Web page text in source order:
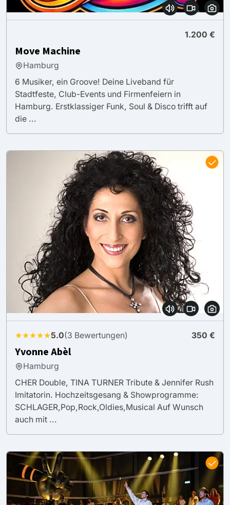
1.200 €
Move Machine
Hamburg
6 Musiker, ein Groove! Deine Liveband für
Stadtfeste, Club-Events und Firmenfeiern in
Hamburg. Erstklassiger Funk, Soul & Disco trifft auf
die ...
★★★★★5.0(3 Bewertungen) 350 €
Yvonne Abèl
Hamburg
CHER Double, TINA TURNER Tribute & Jennifer Rush
Imitatorin. Hochzeitsgesang & Showprogramme:
SCHLAGER,Pop,Rock,Oldies,Musical Auf Wunsch
auch mit ...